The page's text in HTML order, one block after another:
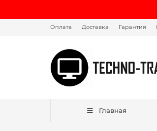
Оплата Доставка Гарантия
Главная